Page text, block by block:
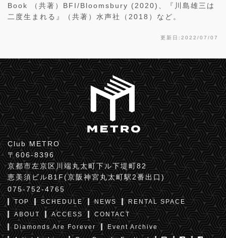
Book （共著）BFI/Bloomsbury (2020)、『川島雄三は
二度生まれる』（共著）水声社（2018）など。
更新日:2022/07/07
Club METRO
〒606-8396
京都市左京区川端丸太町下ル下堤町82
恵美須ビルB1F(京阪神宮丸太町駅2番出口)
075-752-4765
TOP SCHEDULE NEWS
RENTAL SPACE
ABOUT
ACCESS
CONTACT
Diamonds Are Forever
Event Archive